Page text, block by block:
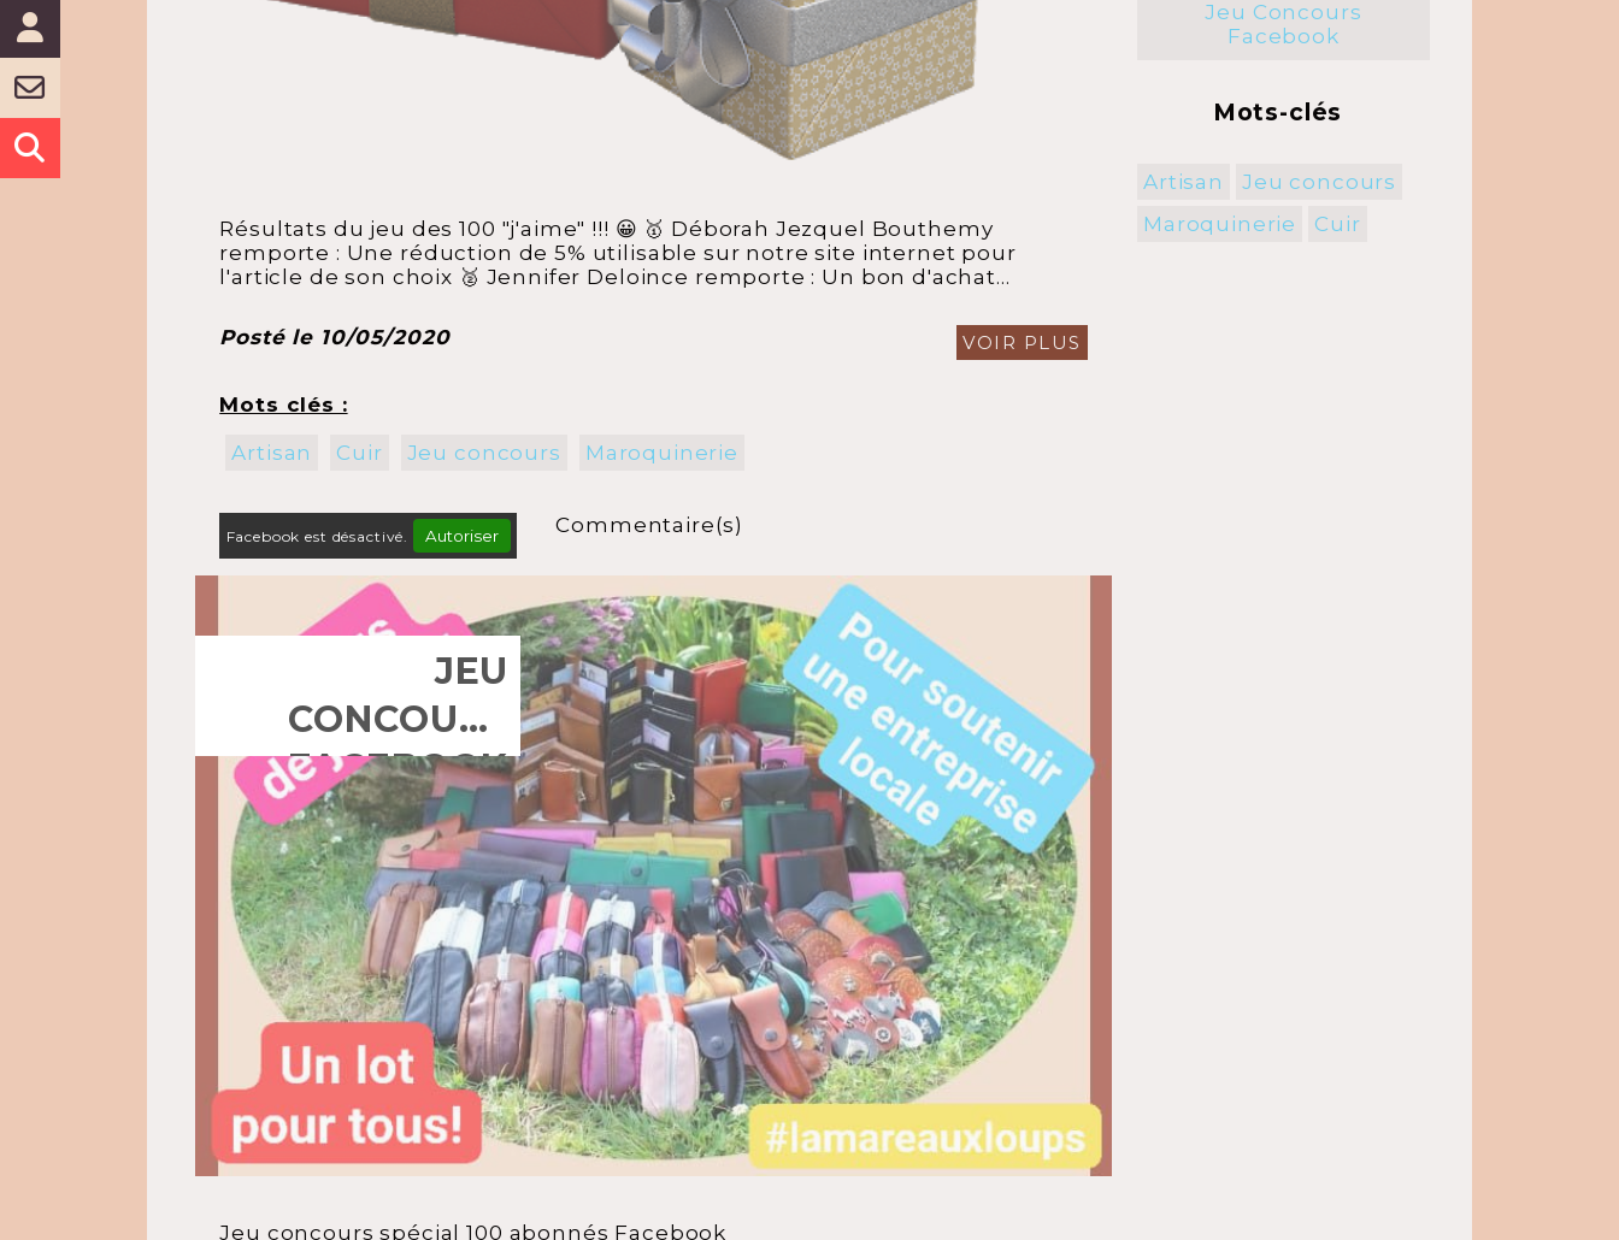
Résultats du jeu des 100 "j'aime" !!! 😀 🥇 Déborah Jezquel Bouthemy
remporte : Une réduction de 5% utilisable sur notre site internet pour
l'article de son choix 🥈 Jennifer Deloince remporte : Un bon d'achat...
Posté le 10/05/2020 VOIR PLUS
Mots clés :
Artisan
Cuir Jeu concours Maroquinerie
Facebook est désactivé. Autoriser Commentaire(s)
JEU
CONCOURS
FACEBOOK
Jeu concours spécial 100 abonnés Facebook
Jeu Concours
Facebook
Mots-clés
Artisan
Jeu concours
Maroquinerie
Cuir